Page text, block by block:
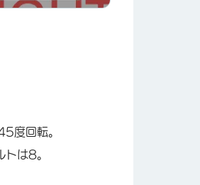
度回転。
トは8。